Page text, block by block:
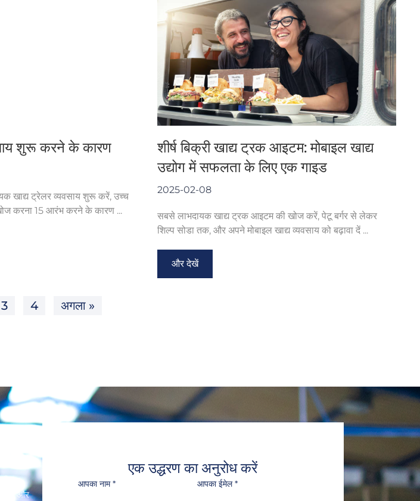
शुरू करने के कारण
खाद्य ट्रेलर व्यवसाय शुरू करें, उच्च
करना 15 आरंभ करने के कारण ...
शीर्ष बिक्री खाद्य ट्रक आइटम: मोबाइल खाद्य
उद्योग में सफलता के लिए एक गाइड
2025-02-08
सबसे लाभदायक खाद्य ट्रक आइटम की खोज करें, पेटू बर्गर से लेकर
शिल्प सोडा तक, और अपने मोबाइल खाद्य व्यवसाय को बढ़ावा दें ...
और देखें
3 4 अगला »
सीकर
और
एक उद्धरण का अनुरोध करें
आपका नाम * आपका ईमेल *